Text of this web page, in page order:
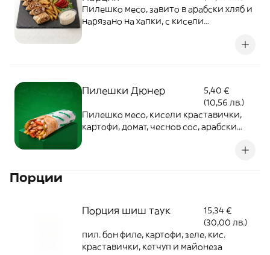
Пилешко месо, завито в арабски хляб и
нарязано на хапки, с кисели
Пилешки Дюнер
5,40 €
(10,56 лв.)
Пилешко месо, кисели краставички,
картофи, домат, чеснов сос, арабски
Порции
Порция шиш таук
15,34 €
(30,00 лв.)
пил. бон филе, картофи, зеле, кис.
краставички, кетчуп и майонеза